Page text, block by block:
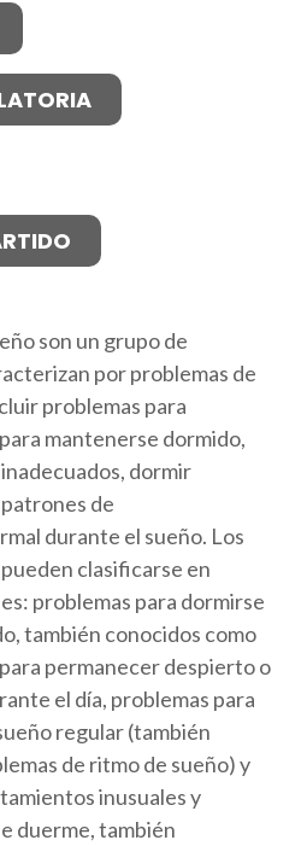
son un grupo de
por problemas de
problemas para
mantenerse dormido,
dormir
de
durante el sueño. Los
clasificarse en
problemas para dormirse
también conocidos como
permanecer despierto o
el día, problemas para
regular (también
de ritmo de sueño) y
inusuales y
duerme, también